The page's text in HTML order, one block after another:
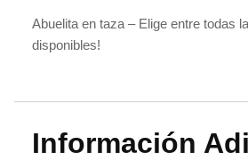
Abuelita en taza – Elige entre todas
disponibles!
Información